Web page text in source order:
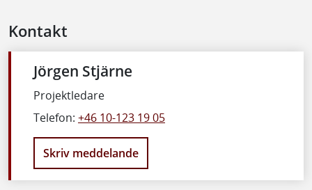
Kontakt
Jörgen Stjärne
Projektledare
Telefon: +46 10-123 19 05
Skriv meddelande